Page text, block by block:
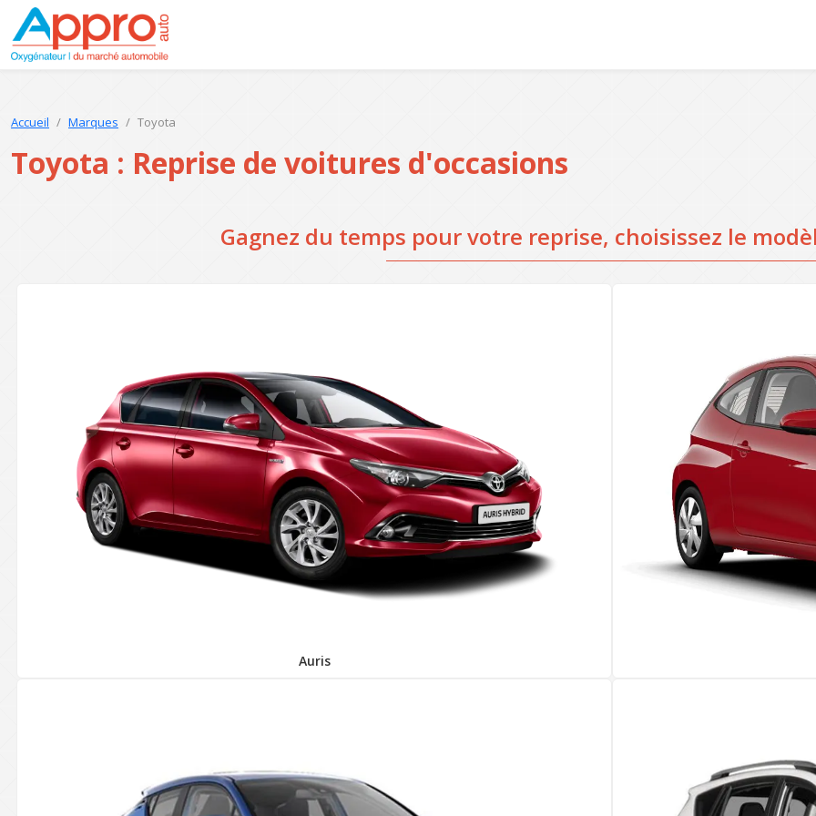
Accueil Marques Toyota
Toyota : Reprise de voitures d'occasions
Gagnez du temps pour votre reprise, choisissez le
Auris